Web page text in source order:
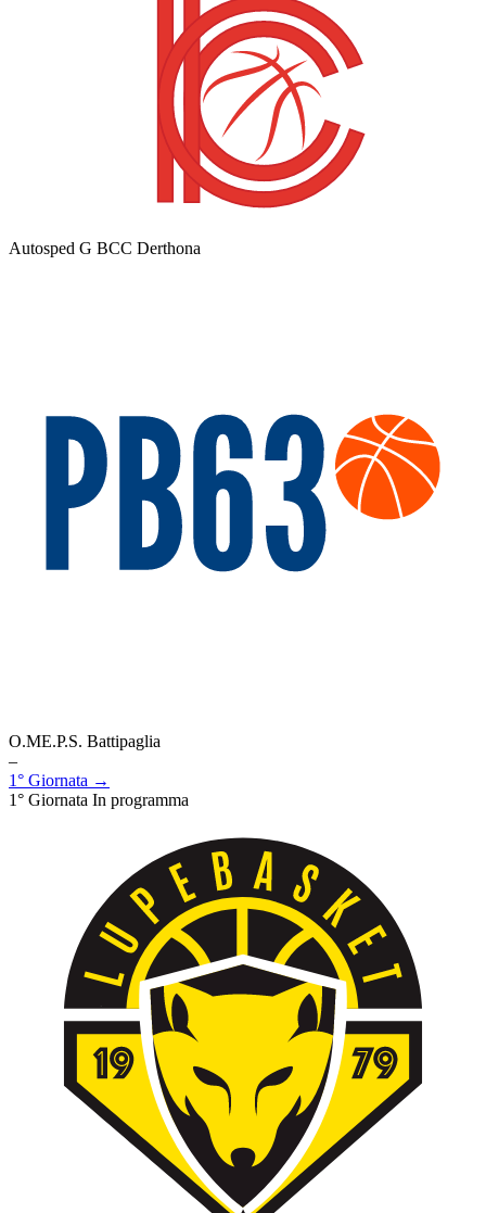
Autosped G BCC Derthona
O.ME.P.S. Battipaglia
–
1° Giornata →
1° Giornata In programma